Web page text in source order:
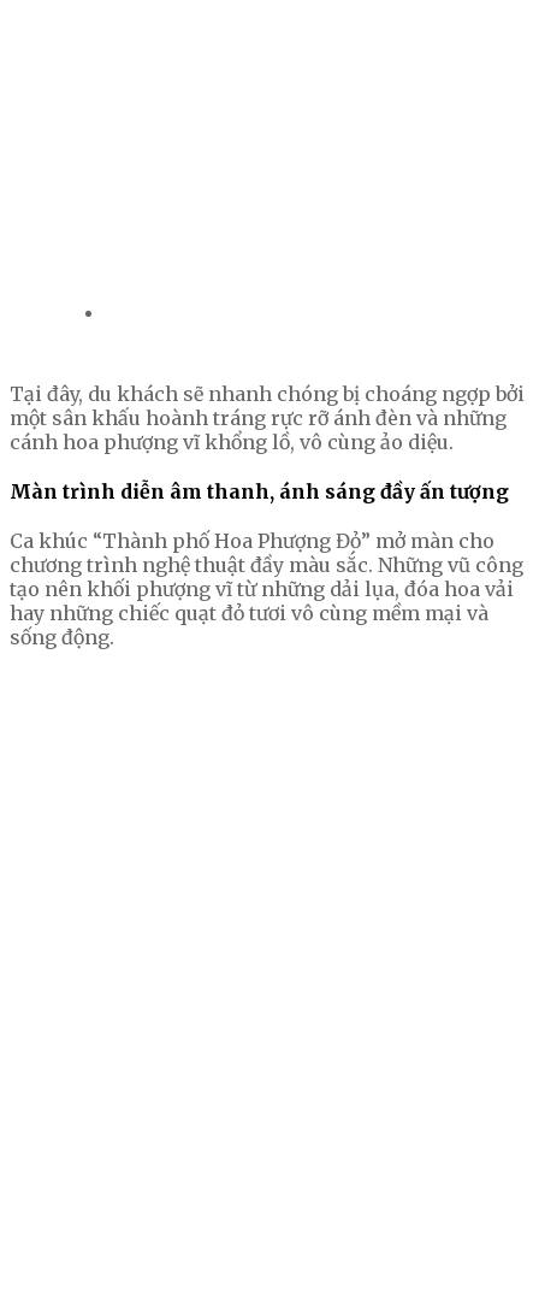
Tại đây, du khách sẽ nhanh chóng bị choáng ngợp bởi
một sân khấu hoành tráng rực rỡ ánh đèn và những
cánh hoa phượng vĩ khổng lồ, vô cùng ảo diệu.
Màn trình diễn âm thanh, ánh sáng đầy ấn tượng
Ca khúc “Thành phố Hoa Phượng Đỏ” mở màn cho
chương trình nghệ thuật đầy màu sắc. Những vũ công
tạo nên khối phượng vĩ từ những dải lụa, đóa hoa vải
hay những chiếc quạt đỏ tươi vô cùng mềm mại và
sống động.